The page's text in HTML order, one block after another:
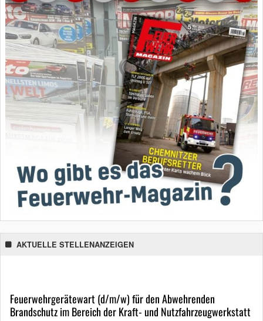
AKTUELLE STELLENANZEIGEN
Feuerwehrgerätewart (d/m/w) für den Abwehrenden
Brandschutz im Bereich der Kraft- und Nutzfahrzeugwerkstatt